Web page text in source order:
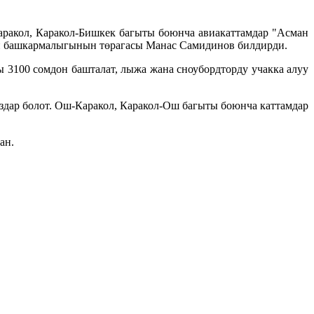
Каракол-Бишкек багыты боюнча авиакаттамдар "Асман
төрагасы Манас Самидинов билдирди.
сомдон башталат, лыжа жана сноубордторду учакка алуу
болот. Ош-Каракол, Каракол-Ош багыты боюнча каттамдар